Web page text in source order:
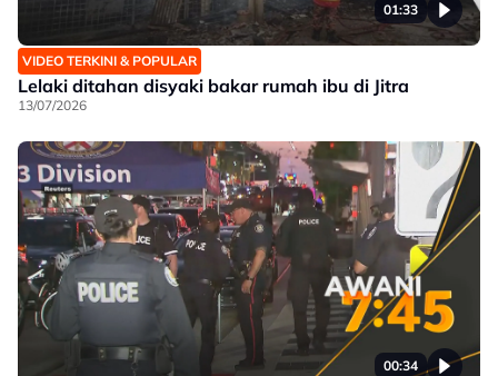
01:33
VIDEO TERKINI & POPULAR
Lelaki ditahan disyaki bakar rumah ibu di Jitra
13/07/2026
00:34